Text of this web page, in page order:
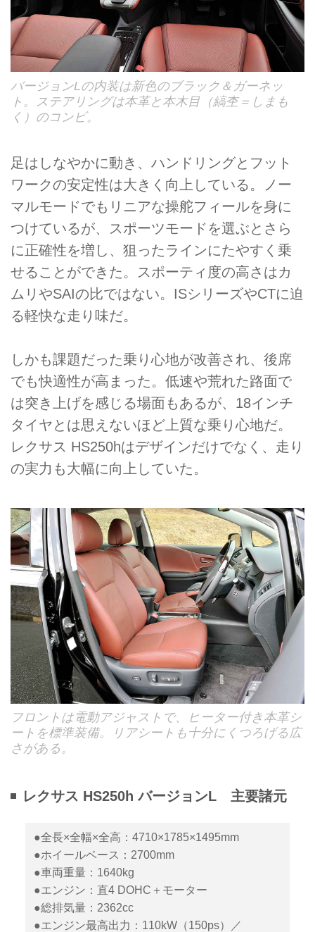
バージョンLの内装は新色のブラック＆ガーネッ
ト。ステアリングは本革と本木目（縞杢＝しまも
く）のコンビ。
足はしなやかに動き、ハンドリングとフット
ワークの安定性は大きく向上している。ノー
マルモードでもリニアな操舵フィールを身に
つけているが、スポーツモードを選ぶとさら
に正確性を増し、狙ったラインにたやすく乗
せることができた。スポーティ度の高さはカ
ムリやSAIの比ではない。ISシリーズやCTに迫
る軽快な走り味だ。
しかも課題だった乗り心地が改善され、後席
でも快適性が高まった。低速や荒れた路面で
は突き上げを感じる場面もあるが、18インチ
タイヤとは思えないほど上質な乗り心地だ。
レクサス HS250hはデザインだけでなく、走り
の実力も大幅に向上していた。
フロントは電動アジャストで、ヒーター付き本革シ
ートを標準装備。リアシートも十分にくつろげる広
さがある。
レクサス HS250h バージョンL 主要諸元
●全長×全幅×全高：4710×1785×1495mm
●ホイールベース：2700mm
●車両重量：1640kg
●エンジン：直4 DOHC＋モーター
●総排気量：2362cc
●エンジン最高出力：110kW（150ps）／